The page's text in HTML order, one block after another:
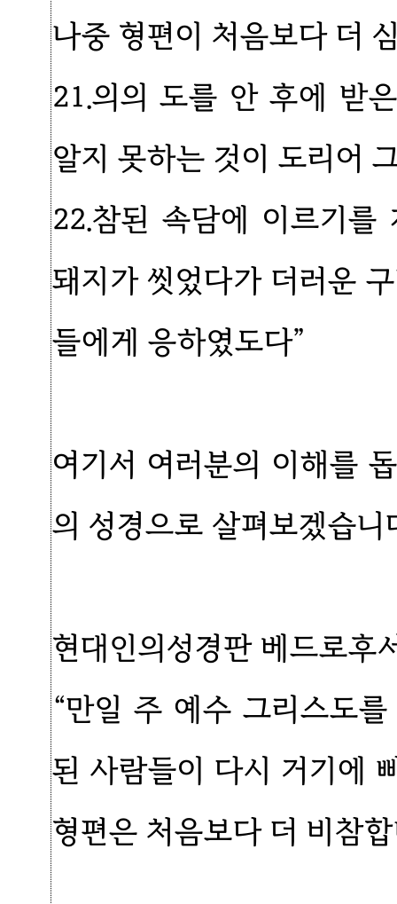
나중 형편이 처음보다 더
21.의의 도를 안 후에 받
알지 못하는 것이 도리어
22.참된 속담에 이르기
돼지가 씻었다가 더러운
들에게 응하였도다”
여기서 여러분의 이해를
의 성경으로 살펴보겠습니
현대인의성경판 베드로후
“만일 주 예수 그리스도
된 사람들이 다시 거기에
형편은 처음보다 더 비참